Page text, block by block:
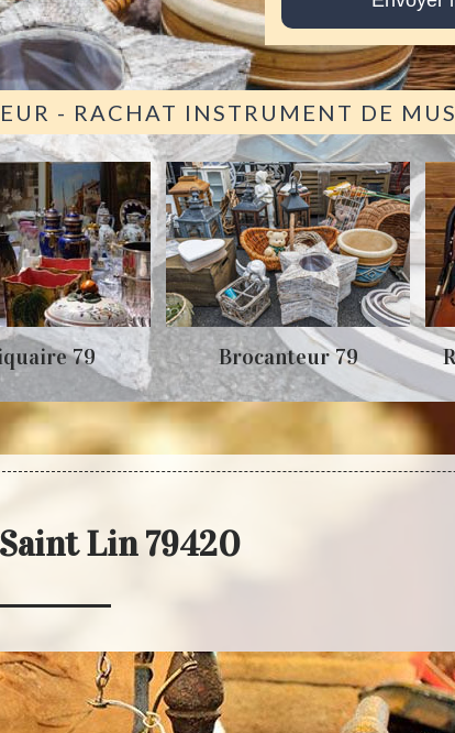
- RACHAT INSTRUMENT DE
79 Brocanteur 79
Lin 79420